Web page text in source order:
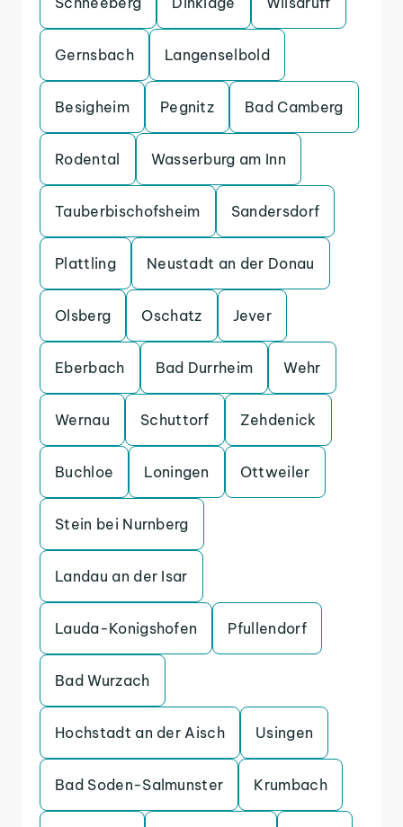
Gernsbach Langenselbold
Besigheim Pegnitz Bad Camberg
Rodental Wasserburg am Inn
Tauberbischofsheim Sandersdorf
Plattling Neustadt an der Donau
Olsberg Oschatz Jever
Eberbach Bad Durrheim Wehr
Wernau Schuttorf Zehdenick
Buchloe Loningen Ottweiler
Stein bei Nurnberg
Landau an der Isar
Lauda-Konigshofen Pfullendorf
Bad Wurzach
Hochstadt an der Aisch Usingen
Bad Soden-Salmunster Krumbach